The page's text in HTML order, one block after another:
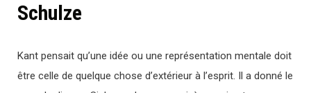
Schulze
Kant pensait qu’une idée ou une représentation mentale doit
être celle de quelque chose d’extérieur à l’esprit. Il a donné le